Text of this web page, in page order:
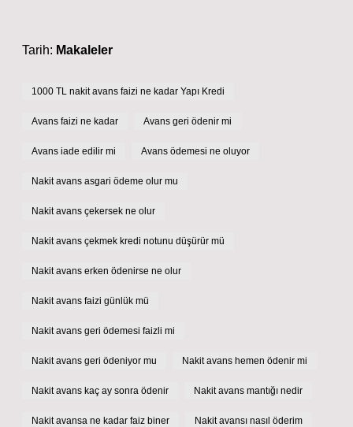
Tarih: Makaleler
1000 TL nakit avans faizi ne kadar Yapı Kredi
Avans faizi ne kadar Avans geri ödenir mi
Avans iade edilir mi Avans ödemesi ne oluyor
Nakit avans asgari ödeme olur mu
Nakit avans çekersek ne olur
Nakit avans çekmek kredi notunu düşürür mü
Nakit avans erken ödenirse ne olur
Nakit avans faizi günlük mü
Nakit avans geri ödemesi faizli mi
Nakit avans geri ödeniyor mu Nakit avans hemen ödenir mi
Nakit avans kaç ay sonra ödenir Nakit avans mantığı nedir
Nakit avansa ne kadar faiz biner Nakit avansı nasıl öderim